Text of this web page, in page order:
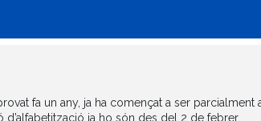
fa un any, ja ha començat a ser parcialment
ja ho són des del 2 de febrer.